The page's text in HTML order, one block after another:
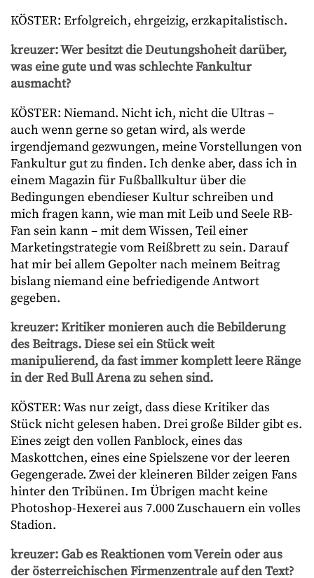
KÖSTER: Erfolgreich, ehrgeizig, erzkapitalistisch.
kreuzer: Wer besitzt die Deutungshoheit darüber,
was eine gute und was schlechte Fankultur
ausmacht?
KÖSTER: Niemand. Nicht ich, nicht die Ultras –
auch wenn gerne so getan wird, als werde
irgendjemand gezwungen, meine Vorstellungen von
Fankultur gut zu finden. Ich denke aber, dass ich in
einem Magazin für Fußballkultur über die
Bedingungen ebendieser Kultur schreiben und
mich fragen kann, wie man mit Leib und Seele RB-
Fan sein kann – mit dem Wissen, Teil einer
Marketingstrategie vom Reißbrett zu sein. Darauf
hat mir bei allem Gepolter nach meinem Beitrag
bislang niemand eine befriedigende Antwort
gegeben.
kreuzer: Kritiker monieren auch die Bebilderung
des Beitrags. Diese sei ein Stück weit
manipulierend, da fast immer komplett leere Ränge
in der Red Bull Arena zu sehen sind.
KÖSTER: Was nur zeigt, dass diese Kritiker das
Stück nicht gelesen haben. Drei große Bilder gibt es.
Eines zeigt den vollen Fanblock, eines das
Maskottchen, eines eine Spielszene vor der leeren
Gegengerade. Zwei der kleineren Bilder zeigen Fans
hinter den Tribünen. Im Übrigen macht keine
Photoshop-Hexerei aus 7.000 Zuschauern ein volles
Stadion.
kreuzer: Gab es Reaktionen vom Verein oder aus
der österreichischen Firmenzentrale auf den Text?